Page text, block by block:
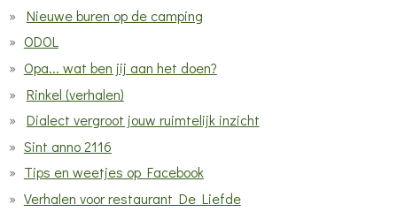
Nieuwe buren op de camping
ODOL
Opa... wat ben jij aan het doen?
Rinkel (verhalen)
Dialect vergroot jouw ruimtelijk inzicht
Sint anno 2116
Tips en weetjes op Facebook
Verhalen voor restaurant De Liefde